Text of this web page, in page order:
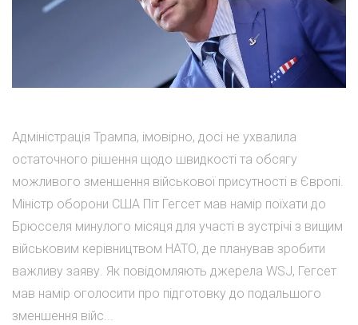
Адміністрація Трампа, імовірно, досі не ухвалила
остаточного рішення щодо швидкості та обсягу
можливого зменшення військової присутності в Європі.
Міністр оборони США Піт Гегсет мав намір поїхати до
Брюсселя минулого місяця для участі в зустрічі з вищим
військовим керівництвом НАТО, де планував зробити
важливу заяву. Як повідомляють джерела WSJ, Гегсет
мав намір оголосити про підготовку до подальшого
зменшення війс...